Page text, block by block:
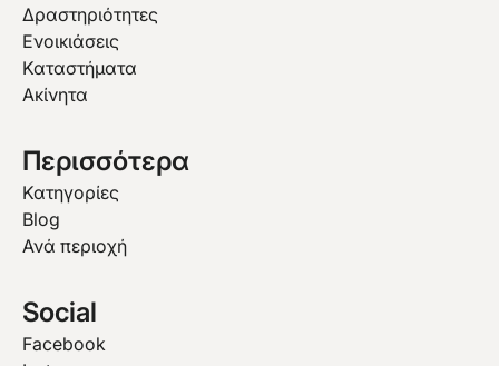
Δραστηριότητες
Ενοικιάσεις
Καταστήματα
Ακίνητα
Περισσότερα
Κατηγορίες
Blog
Ανά περιοχή
Social
Facebook